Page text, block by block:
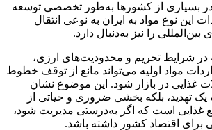
در بسیاری از کشورها به‌طور تخصصی توسعه
این نوع مواد به ایران به نوعی انتقال
بین‌المللی را نیز به‌دنبال دارد.
در شرایط تحریم و محدودیت‌های ارزی،
مواد اولیه می‌تواند مانع از توقف خطوط
غذایی در بازار شود. این موضوع نشان
یک تهدید، بلکه بخشی ضروری و حیاتی از
غذایی است که اگر به‌درستی مدیریت شود،
برای اقتصاد کشور داشته باشد.